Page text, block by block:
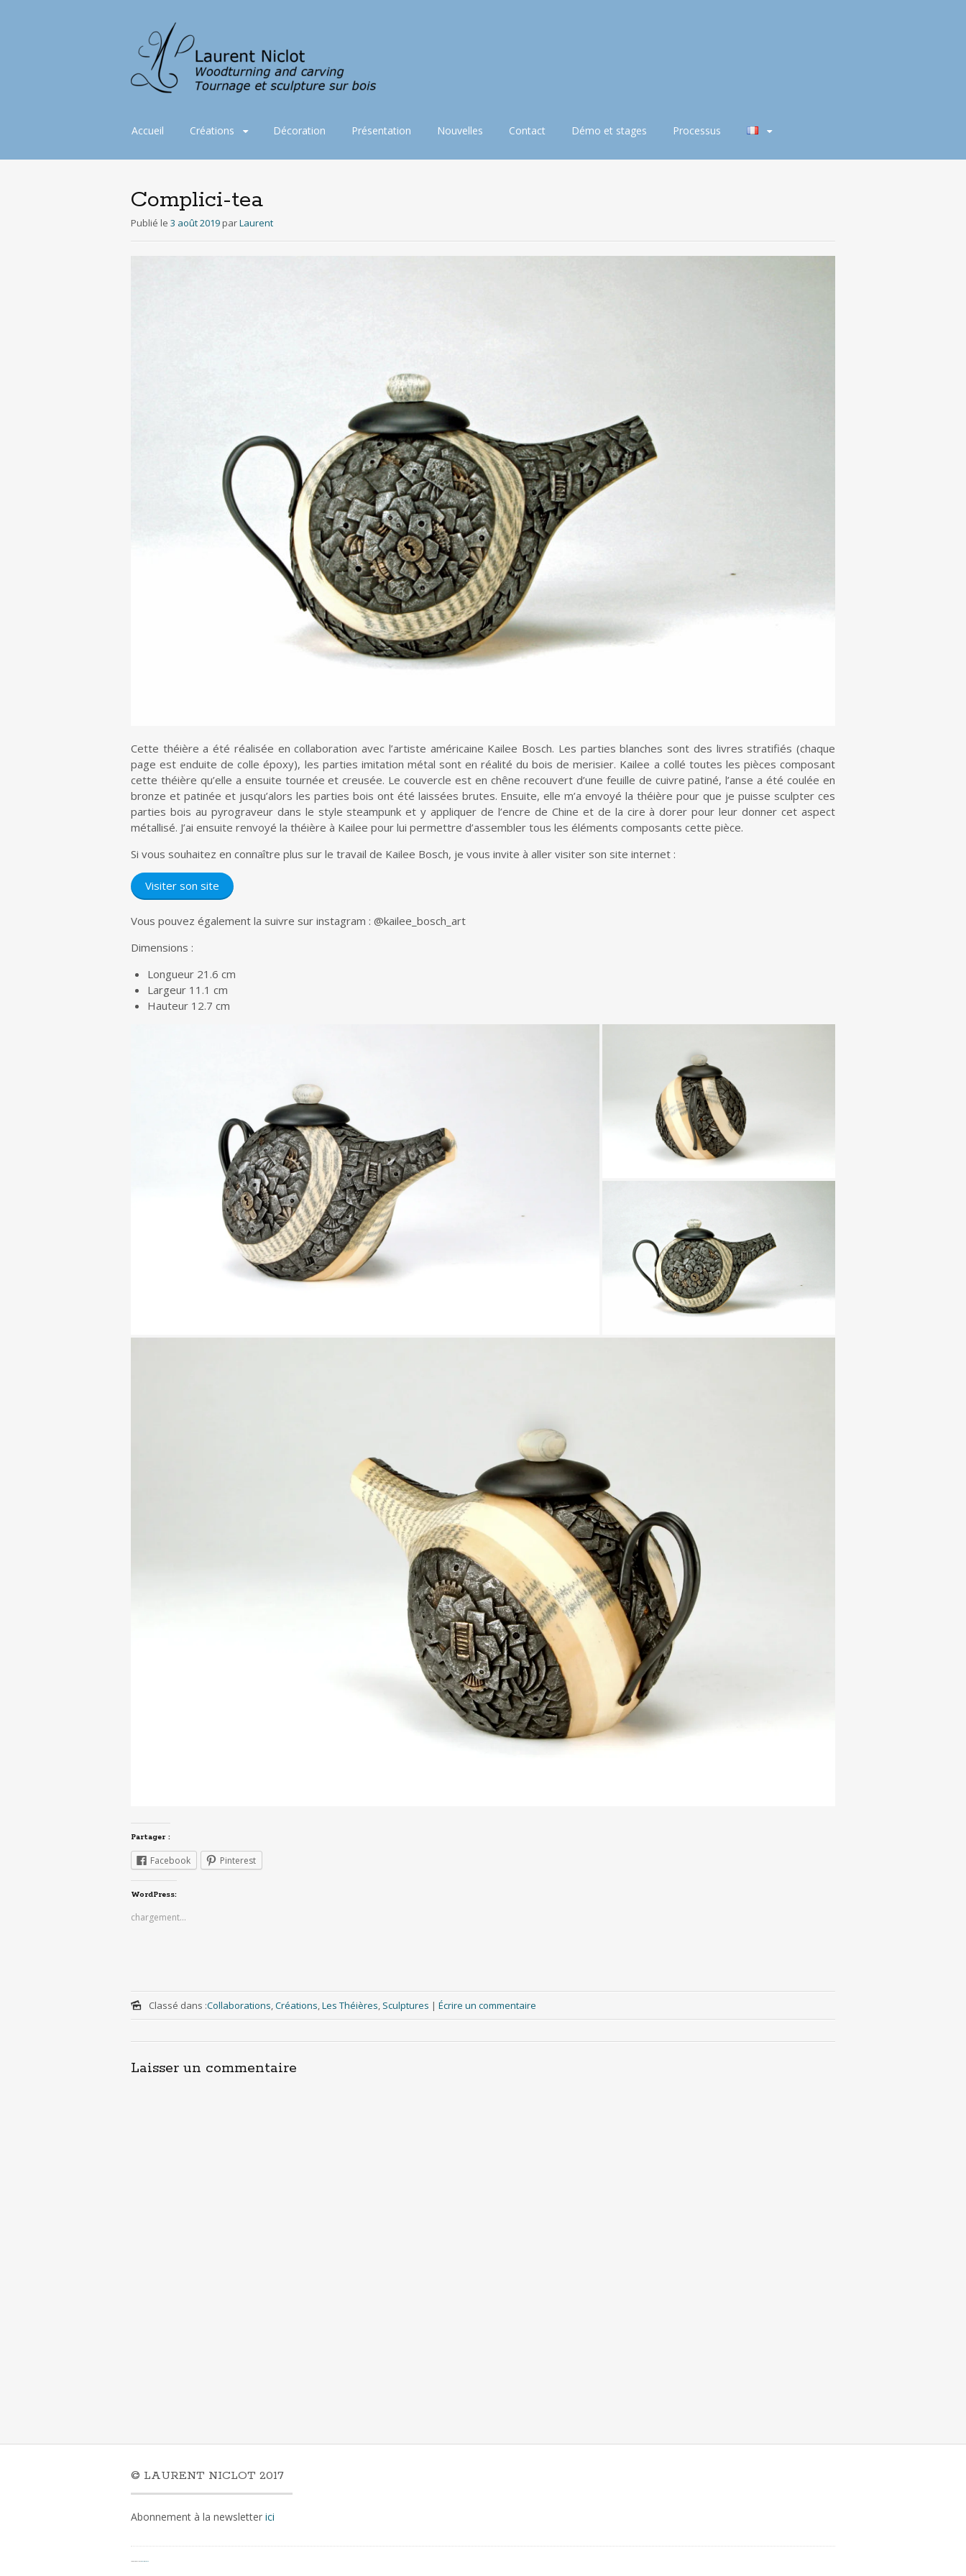
Aller
contenu
Accueil Créations Décoration Présentation Nouvelles Contact Démo et stages Processus
Complici-tea
Publié le 3 août 2019 parLaurent
Cette théière a été réalisée en collaboration avec l’artiste américaine Kailee Bosch. Les parties blanches sont des livres stratifiés (chaque
page est enduite de colle époxy), les parties imitation métal sont en réalité du bois de merisier. Kailee a collé toutes les pièces composant
cette théière qu’elle a ensuite tournée et creusée. Le couvercle est en chêne recouvert d’une feuille de cuivre patiné, l’anse a été coulée en
bronze et patinée et jusqu’alors les parties bois ont été laissées brutes. Ensuite, elle m’a envoyé la théière pour que je puisse sculpter ces
parties bois au pyrograveur dans le style steampunk et y appliquer de l’encre de Chine et de la cire à dorer pour leur donner cet aspect
métallisé. J’ai ensuite renvoyé la théière à Kailee pour lui permettre d’assembler tous les éléments composants cette pièce.
Si vous souhaitez en connaître plus sur le travail de Kailee Bosch, je vous invite à aller visiter son site internet :
Visiter son site
Vous pouvez également la suivre sur instagram : @kailee_bosch_art
Dimensions :
Longueur 21.6 cm
Largeur 11.1 cm
Hauteur 12.7 cm
Partager :
Facebook Pinterest
WordPress:
chargement…
Classé dans :Collaborations,Créations,Les Théières, Sculptures | Écrire un commentaire
Laisser un commentaire
© LAURENT NICLOT 2017
Abonnement à la newsletter ici